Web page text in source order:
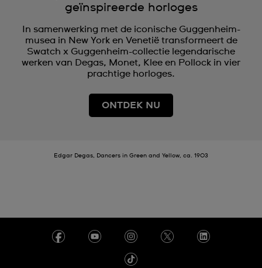
geïnspireerde horloges
In samenwerking met de iconische Guggenheim-
musea in New York en Venetië transformeert de
Swatch x Guggenheim-collectie legendarische
werken van Degas, Monet, Klee en Pollock in vier
prachtige horloges.
ONTDEK NU
Edgar Degas, Dancers in Green and Yellow, ca. 1903​